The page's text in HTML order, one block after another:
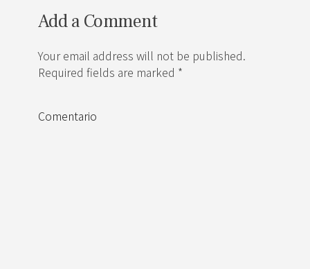
Add a Comment
Your email address will not be published.
Required fields are marked *
Comentario